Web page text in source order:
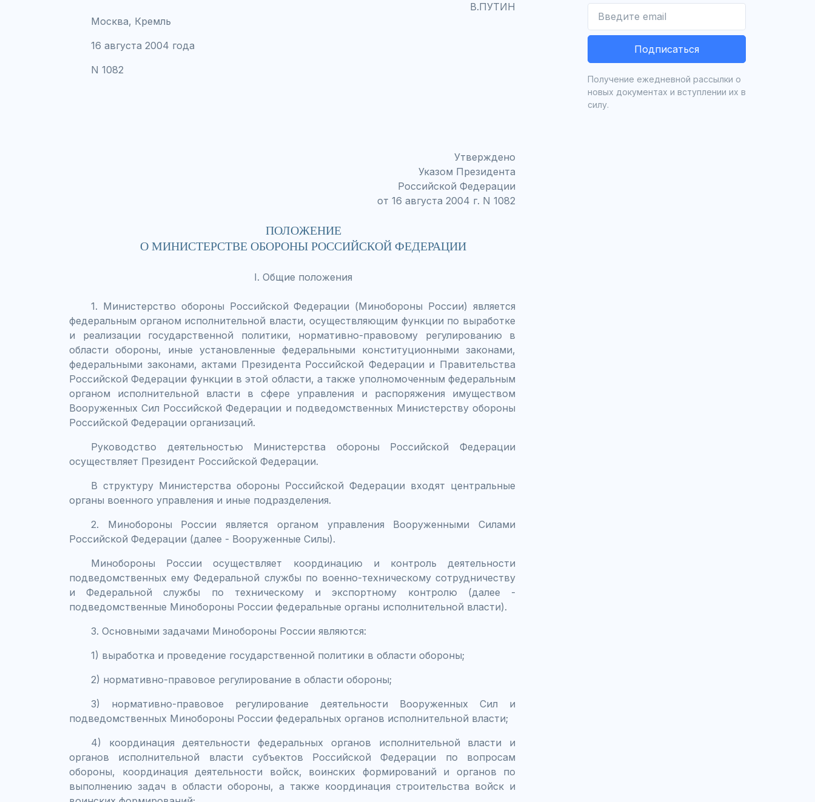
В.ПУТИН
Москва, Кремль
16 августа 2004 года
N 1082
Утверждено
Указом Президента
Российской Федерации
от 16 августа 2004 г. N 1082
ПОЛОЖЕНИЕ
О МИНИСТЕРСТВЕ ОБОРОНЫ РОССИЙСКОЙ ФЕДЕРАЦИИ
I. Общие положения
1. Министерство обороны Российской Федерации (Минобороны России) является
федеральным органом исполнительной власти, осуществляющим функции по выработке
и реализации государственной политики, нормативно-правовому регулированию в
области обороны, иные установленные федеральными конституционными законами,
федеральными законами, актами Президента Российской Федерации и Правительства
Российской Федерации функции в этой области, а также уполномоченным федеральным
органом исполнительной власти в сфере управления и распоряжения имуществом
Вооруженных Сил Российской Федерации и подведомственных Министерству обороны
Российской Федерации организаций.
Руководство деятельностью Министерства обороны Российской Федерации
осуществляет Президент Российской Федерации.
В структуру Министерства обороны Российской Федерации входят центральные
органы военного управления и иные подразделения.
2. Минобороны России является органом управления Вооруженными Силами
Российской Федерации (далее - Вооруженные Силы).
Минобороны России осуществляет координацию и контроль деятельности
подведомственных ему Федеральной службы по военно-техническому сотрудничеству
и Федеральной службы по техническому и экспортному контролю (далее -
подведомственные Минобороны России федеральные органы исполнительной власти).
3. Основными задачами Минобороны России являются:
1) выработка и проведение государственной политики в области обороны;
2) нормативно-правовое регулирование в области обороны;
3) нормативно-правовое регулирование деятельности Вооруженных Сил и
подведомственных Минобороны России федеральных органов исполнительной власти;
4) координация деятельности федеральных органов исполнительной власти и
органов исполнительной власти субъектов Российской Федерации по вопросам
обороны, координация деятельности войск, воинских формирований и органов по
выполнению задач в области обороны, а также координация строительства войск и
Подписаться
Получение ежедневной рассылки о
новых документах и вступлении их в
силу.